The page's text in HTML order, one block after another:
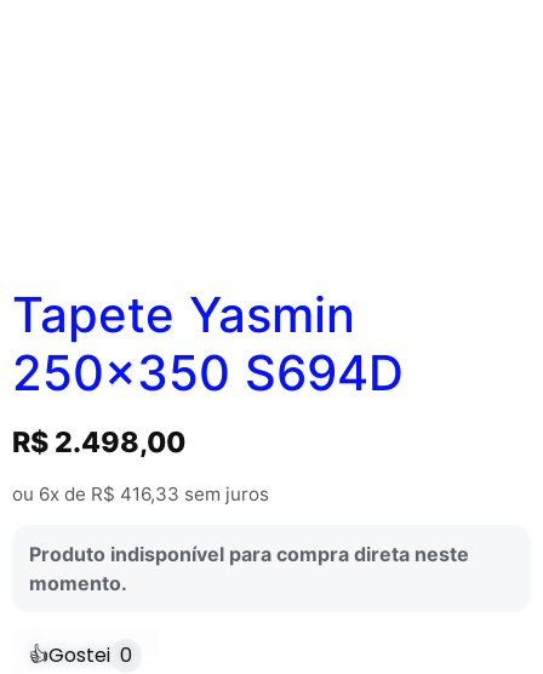
Tapete Yasmin
250×350 S694D
R$ 2.498,00
ou 6x de R$ 416,33 sem juros
Produto indisponível para compra direta neste
momento.
👍Gostei 0